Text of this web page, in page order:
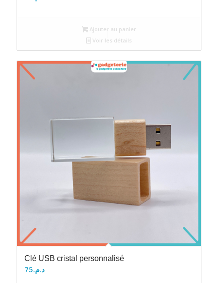
Ajouter au panier
Voir les détails
Clé USB cristal personnalisé
د.م.75